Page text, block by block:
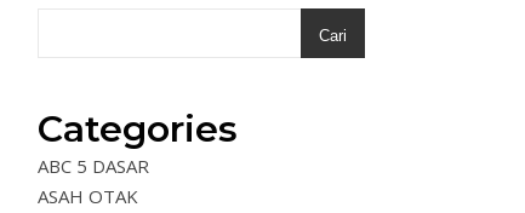
Cari
Categories
ABC 5 DASAR
ASAH OTAK